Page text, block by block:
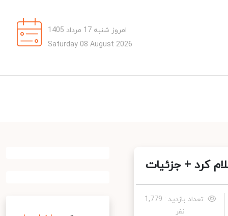
امروز شنبه 17 مرداد 1405
Saturday 08 August 2026
کرد + جزئیات
تعداد بازدید : 1,779
نفر